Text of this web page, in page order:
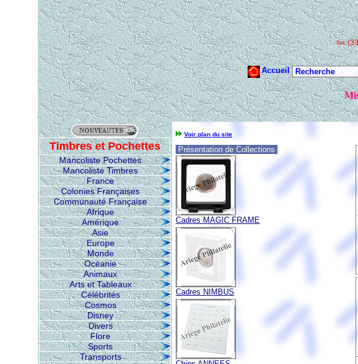
Timbres et Pochettes
Mancoliste Pochettes
Mancoliste Timbres
France
Colonies Françaises
Communauté Française
Afrique
Amérique
Asie
Europe
Monde
Océanie
Animaux
Arts et Tableaux
Célébrités
Cosmos
Disney
Divers
Flore
Sports
Transports
Voir plan du site
Présentation de Collections
Cadres MAGIC FRAME
Cadres NIMBUS